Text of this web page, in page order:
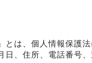
とは、個人情報保護
、住所、電話番号